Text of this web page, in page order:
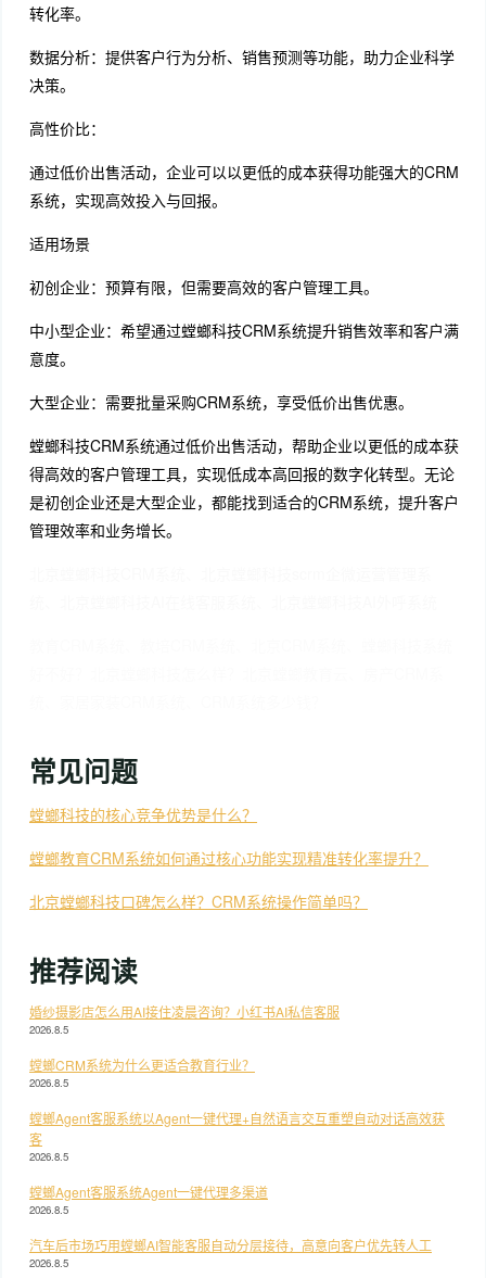
转化率。
数据分析：提供客户行为分析、销售预测等功能，助力企业科学
决策。
高性价比：
通过低价出售活动，企业可以以更低的成本获得功能强大的CRM
系统，实现高效投入与回报。
适用场景
初创企业：预算有限，但需要高效的客户管理工具。
中小型企业：希望通过螳螂科技CRM系统提升销售效率和客户满
意度。
大型企业：需要批量采购CRM系统，享受低价出售优惠。
螳螂科技CRM系统通过低价出售活动，帮助企业以更低的成本获
得高效的客户管理工具，实现低成本高回报的数字化转型。无论
是初创企业还是大型企业，都能找到适合的CRM系统，提升客户
管理效率和业务增长。
常见问题
螳螂科技的核心竞争优势是什么？
螳螂教育CRM系统如何通过核心功能实现精准转化率提升？
北京螳螂科技口碑怎么样？CRM系统操作简单吗？
推荐阅读
婚纱摄影店怎么用AI接住凌晨咨询？小红书AI私信客服
2026.8.5
螳螂CRM系统为什么更适合教育行业？
2026.8.5
螳螂Agent客服系统以Agent一键代理+自然语言交互重塑自动对话高效获
客
2026.8.5
螳螂Agent客服系统Agent一键代理多渠道
2026.8.5
汽车后市场巧用螳螂AI智能客服自动分层接待，高意向客户优先转人工
2026.8.5